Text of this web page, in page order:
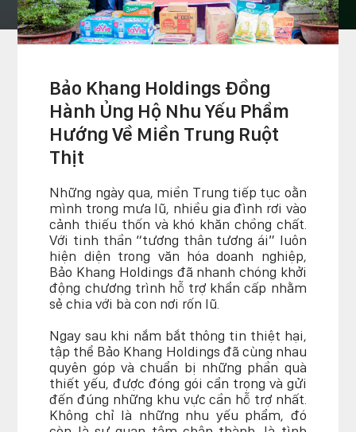
trang chủ » tin tức & sự kiện » tin bảo khang
Bảo Khang Holdings Đồng
Hành Ủng Hộ Nhu Yếu Phẩm
Hướng Về Miền Trung Ruột
Thịt
Những ngày qua, miền Trung tiếp tục oằn
mình trong mưa lũ, nhiều gia đình rơi vào
cảnh thiếu thốn và khó khăn chồng chất.
Với tinh thần “tương thân tương ái” luôn
hiện diện trong văn hóa doanh nghiệp,
Bảo Khang Holdings đã nhanh chóng khởi
động chương trình hỗ trợ khẩn cấp nhằm
sẻ chia với bà con nơi rốn lũ.
Ngay sau khi nắm bắt thông tin thiệt hại,
tập thể Bảo Khang Holdings đã cùng nhau
quyên góp và chuẩn bị những phần quà
thiết yếu, được đóng gói cẩn trọng và gửi
đến đúng những khu vực cần hỗ trợ nhất.
Không chỉ là những nhu yếu phẩm, đó